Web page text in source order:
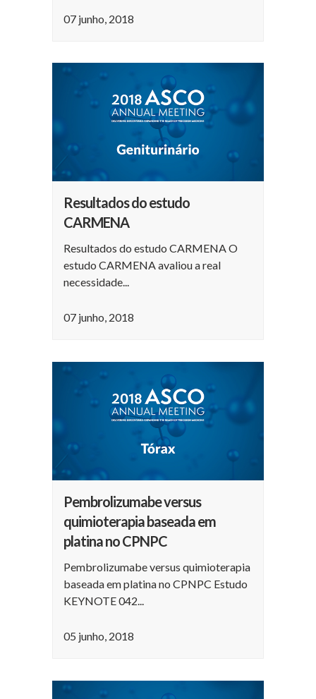
07 junho, 2018
Resultados do estudo
CARMENA
Resultados do estudo CARMENA O
estudo CARMENA avaliou a real
necessidade...
07 junho, 2018
Pembrolizumabe versus
quimioterapia baseada em
platina no CPNPC
Pembrolizumabe versus quimioterapia
baseada em platina no CPNPC Estudo
KEYNOTE 042...
05 junho, 2018